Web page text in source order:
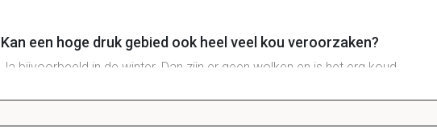
Kan een hoge druk gebied ook heel veel kou veroorzaken?
Ja bijvoorbeeld in de winter. Dan zijn er geen wolken en is het erg koud.
Leg uit hoe een lage druk gebied regen veroorzaakt.